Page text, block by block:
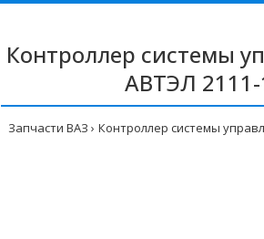
Контроллер системы
АВТЭЛ 2111-
Запчасти ВАЗ Контроллер системы